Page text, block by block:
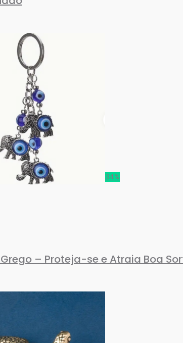
34%
– Proteja-se e Atraia Boa